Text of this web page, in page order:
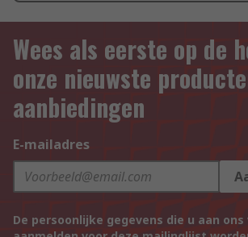
Wees als eerste op de
onze nieuwste
aanbiedingen
E-mailadres
De persoonlijke gegevens die u aan